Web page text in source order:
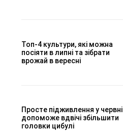
Топ-4 культури, які можна
посіяти в липні та зібрати
врожай в вересні
Просте підживлення у червні
допоможе вдвічі збільшити
головки цибулі